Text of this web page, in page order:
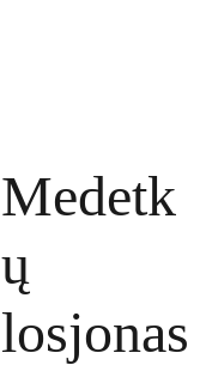
Medetk
ų
losjonas